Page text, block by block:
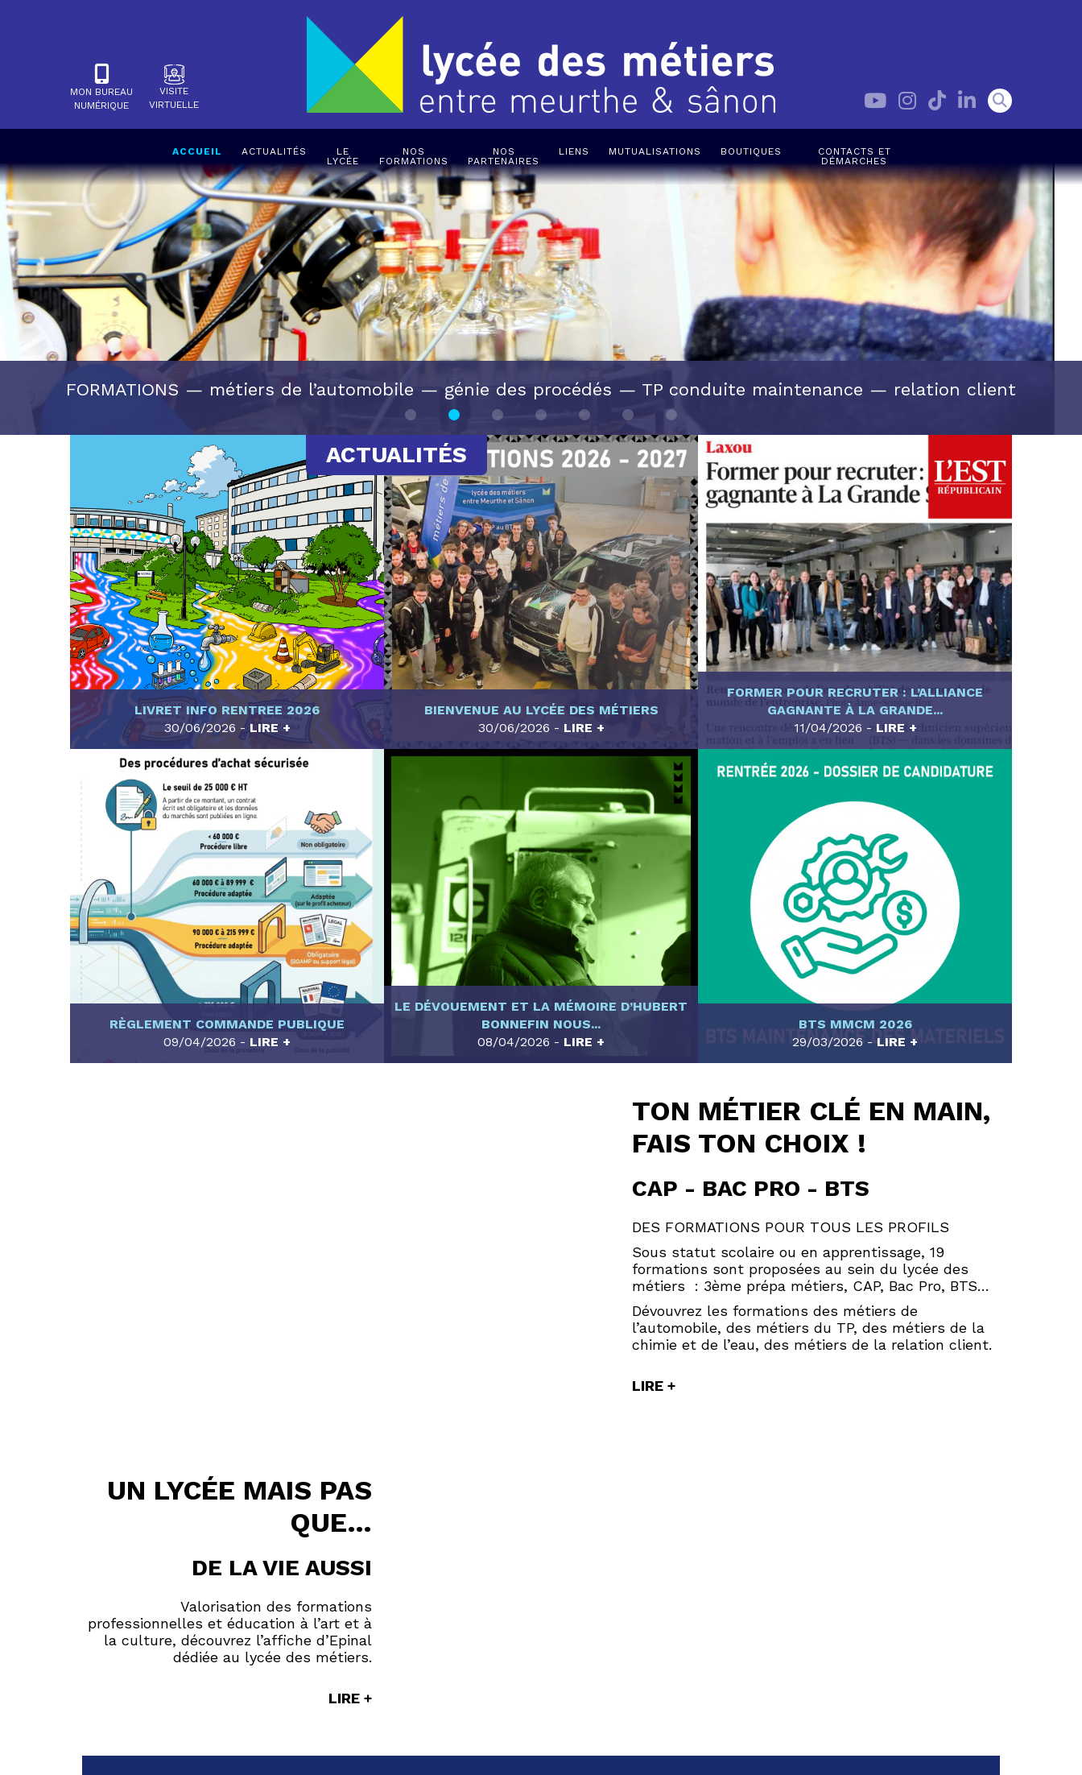
MON BUREAU
NUMÉRIQUE
VISITE
VIRTUELLE
ACCUEIL ACTUALITÉS
LE
LYCÉE
NOS
FORMATIONS
NOS
PARTENAIRES
LIENS MUTUALISATIONS BOUTIQUES
CONTACTS ET
DÉMARCHES
FORMATIONS — métiers de l’automobile — génie des procédés — TP conduite maintenance — relation client
LIVRET INFO RENTREE 2026
30/06/2026 - LIRE +
BIENVENUE AU LYCÉE DES MÉTIERS
30/06/2026 - LIRE +
FORMER POUR RECRUTER : L’ALLIANCE
GAGNANTE À LA GRANDE...
11/04/2026 - LIRE +
RÈGLEMENT COMMANDE PUBLIQUE
09/04/2026 - LIRE +
LE DÉVOUEMENT ET LA MÉMOIRE D’HUBERT
BONNEFIN NOUS...
08/04/2026 - LIRE +
BTS MMCM 2026
29/03/2026 -LIRE +
ACTUALITÉS
TON MÉTIER CLÉ EN MAIN,
FAIS TON CHOIX !
CAP - BAC PRO - BTS
DES FORMATIONS POUR TOUS LES PROFILS
Sous statut scolaire ou en apprentissage, 19
formations sont proposées au sein du lycée des
métiers : 3ème prépa métiers, CAP, Bac Pro, BTS…
Dévouvrez les formations des métiers de
l’automobile, des métiers du TP, des métiers de la
chimie et de l’eau, des métiers de la relation client.
LIRE +
UN LYCÉE MAIS PAS
QUE…
DE LA VIE AUSSI
Valorisation des formations
professionnelles et éducation à l’art et à
la culture, découvrez l’affiche d’Epinal
dédiée au lycée des métiers.
LIRE +